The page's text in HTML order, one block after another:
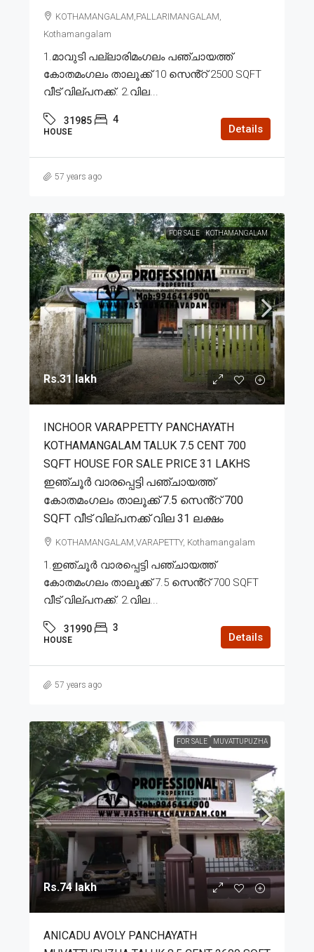
KOTHAMANGALAM,PALLARIMANGALAM,
Kothamangalam
1.മാവുടി പല്ലാരിമംഗലം പഞ്ചായത്ത്
കോതമംഗലം താലൂക്ക് 10 സെൻ്റ് 2500 SQFT
വീട് വില്പനക്ക്. 2.വില...
31985 4
HOUSE Details
57 years ago
FOR SALE KOTHAMANGALAM
Rs.31 lakh
INCHOOR VARAPPETTY PANCHAYATH
KOTHAMANGALAM TALUK 7.5 CENT 700
SQFT HOUSE FOR SALE PRICE 31 LAKHS
ഇഞ്ചൂർ വാരപ്പെട്ടി പഞ്ചായത്ത്
കോതമംഗലം താലൂക്ക് 7.5 സെൻ്റ് 700
SQFT വീട് വില്പനക്ക് വില 31 ലക്ഷം
KOTHAMANGALAM,VARAPETTY, Kothamangalam
1.ഇഞ്ചൂർ വാരപ്പെട്ടി പഞ്ചായത്ത്
കോതമംഗലം താലൂക്ക് 7.5 സെൻ്റ് 700 SQFT
വീട് വില്പനക്ക്. 2.വില...
31990 3
HOUSE Details
57 years ago
FOR SALE MUVATTUPUZHA
Rs.74 lakh
ANICADU AVOLY PANCHAYATH